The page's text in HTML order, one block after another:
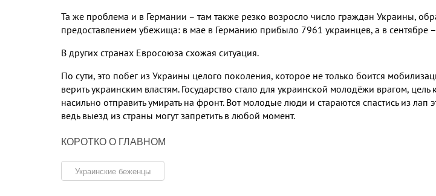
Та же проблема и в Германии – там также резко возросло число граждан Украины,
предоставлением убежища: в мае в Германию прибыло 7961 украинцев, а в сентябре
В других странах Евросоюза схожая ситуация.
По сути, это побег из Украины целого поколения, которое не только боится
верить украинским властям. Государство стало для украинской молодёжи врагом, цель
насильно отправить умирать на фронт. Вот молодые люди и стараются спастись из лап
ведь выезд из страны могут запретить в любой момент.
КОРОТКО О ГЛАВНОМ
Украинские беженцы